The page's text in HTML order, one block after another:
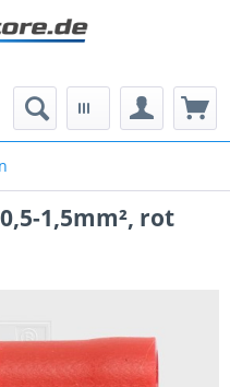
1,5mm², rot